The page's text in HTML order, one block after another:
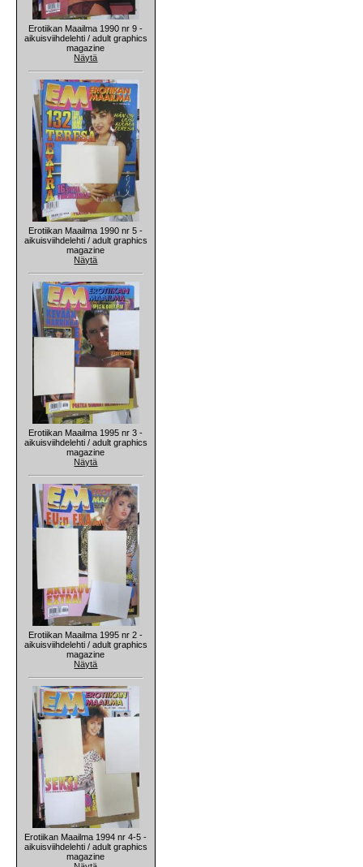
Erotiikan Maailma 1990 nr 9 -
aikuisviihdelehti / adult graphics
magazine
Näytä
Erotiikan Maailma 1990 nr 5 -
aikuisviihdelehti / adult graphics
magazine
Näytä
Erotiikan Maailma 1995 nr 3 -
aikuisviihdelehti / adult graphics
magazine
Näytä
Erotiikan Maailma 1995 nr 2 -
aikuisviihdelehti / adult graphics
magazine
Näytä
Erotiikan Maailma 1994 nr 4-5 -
aikuisviihdelehti / adult graphics
magazine